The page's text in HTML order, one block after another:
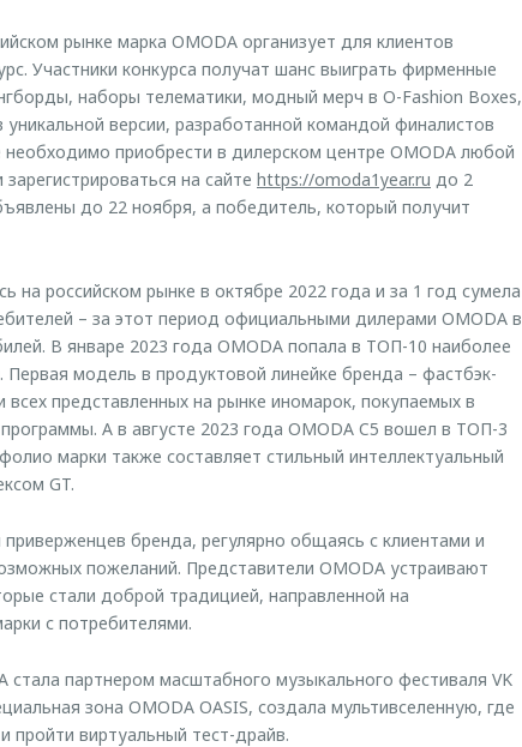
рынке марка OMODA организует для клиентов
Участники конкурса получат шанс выиграть фирменные
наборы телематики, модный мерч в O-Fashion Boxes,
версии, разработанной командой финалистов
необходимо приобрести в дилерском центре OMODA любой
на сайте https://omoda1year.ru до 2
до 22 ноября, а победитель, который получит
на российском рынке в октябре 2022 года и за 1 год сумела
– за этот период официальными дилерами OMODA в
В январе 2023 года OMODA попала в ТОП-10 наиболее
модель в продуктовой линейке бренда – фастбэк-
представленных на рынке иномарок, покупаемых в
А в августе 2023 года OMODA C5 вошел в ТОП-3
марки также составляет стильный интеллектуальный
GT.
бренда, регулярно общаясь с клиентами и
пожеланий. Представители OMODA устраивают
стали доброй традицией, направленной на
с потребителями.
партнером масштабного музыкального фестиваля VK
зона OMODA OASIS, создала мультивселенную, где
пройти виртуальный тест-драйв.